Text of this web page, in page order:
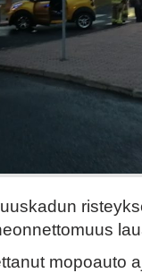
mopoauto